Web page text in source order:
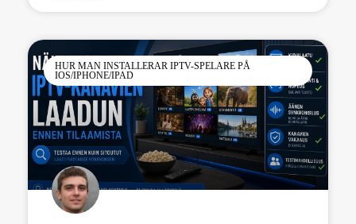
HUR MAN INSTALLERAR IPTV-SPELARE PÅ
IOS/IPHONE/IPAD